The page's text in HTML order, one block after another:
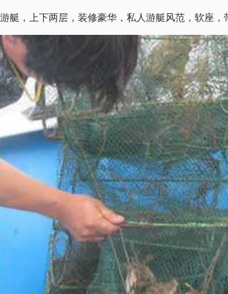
艇，上下两层，装修豪华，私人游艇风范，软座，